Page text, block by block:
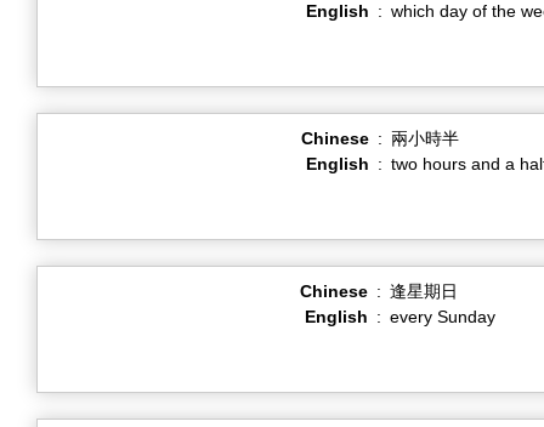
English : which day of the
Chinese : 兩小時半
English : two hours and a
Chinese : 逢星期日
English : every Sunday